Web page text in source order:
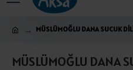
MÜSLÜMOĞLU DANA SUCUK
MÜSLÜMOĞLU DANA